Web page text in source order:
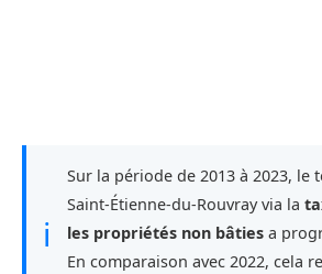
ℹ
Sur la période de 2013 à 2023, le
Saint-Étienne-du-Rouvray via la
les propriétés non bâties a
En comparaison avec 2022, cela